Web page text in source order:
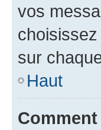
vos
sur
Haut